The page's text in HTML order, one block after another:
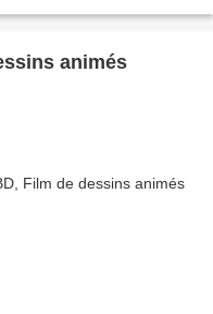
animés